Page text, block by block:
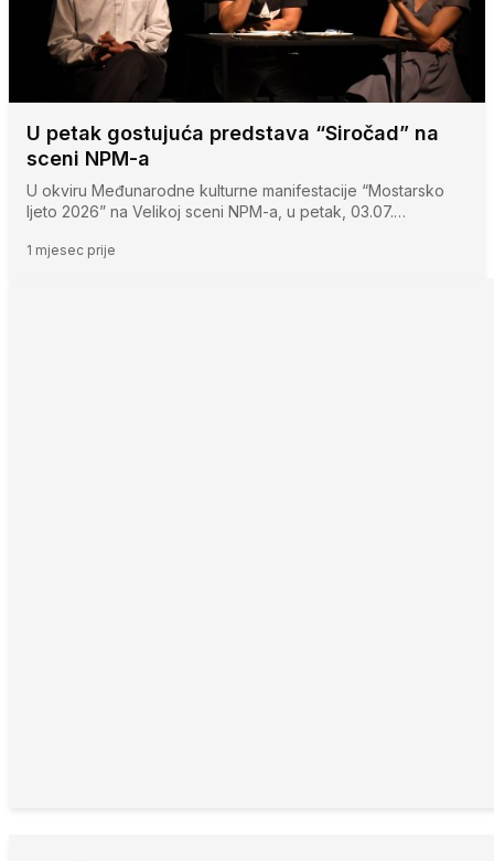
U petak gostujuća predstava “Siročad” na
sceni NPM-a
U okviru Međunarodne kulturne manifestacije “Mostarsko
ljeto 2026” na Velikoj sceni NPM-a, u petak, 03.07.…
1 mjesec prije